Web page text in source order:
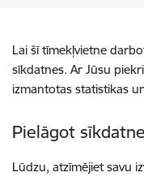
Lai šī tīmekļvietne
sīkdatnes. Ar Jūsu
izmantotas statistikas
Pielāgot
Lūdzu, atzīmējiet savu